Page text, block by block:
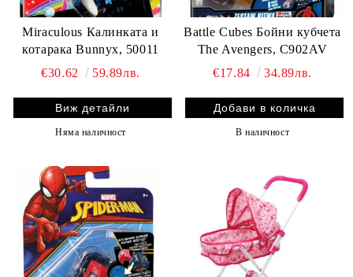
Miraculous Калинката и
котарака Bunnyx, 50011
€30.62
59.89лв.
Виж детайли
Няма наличност
Battle Cubes Бойни кубчета
The Avengers, C902AV
€17.84
34.89лв.
В наличност